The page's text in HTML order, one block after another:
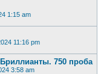
1:15 am
11:16 pm
750 проба
3:58 am